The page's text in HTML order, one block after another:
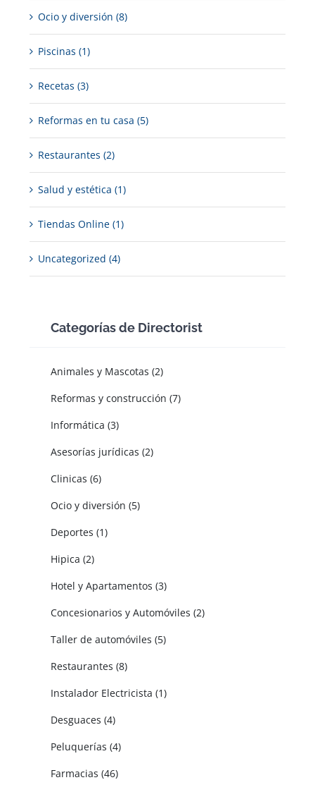
Ocio y diversión (8)
Piscinas (1)
Recetas (3)
Reformas en tu casa (5)
Restaurantes (2)
Salud y estética (1)
Tiendas Online (1)
Uncategorized (4)
Categorías de Directorist
Animales y Mascotas (2)
Reformas y construcción (7)
Informática (3)
Asesorías jurídicas (2)
Clinicas (6)
Ocio y diversión (5)
Deportes (1)
Hipica (2)
Hotel y Apartamentos (3)
Concesionarios y Automóviles (2)
Taller de automóviles (5)
Restaurantes (8)
Instalador Electricista (1)
Desguaces (4)
Peluquerías (4)
Farmacias (46)